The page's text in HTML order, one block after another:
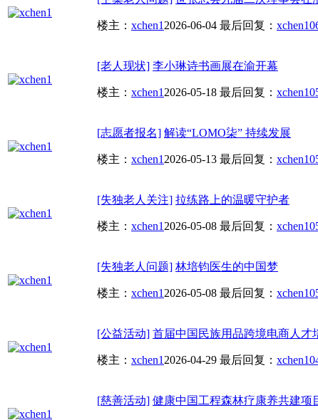
楼主： xchen1 2026-06-04 最后回复： xchen1
[老人现状] 李小琳诗书画展在渝开幕
楼主： xchen1 2026-05-18 最后回复： xchen1
[志愿者报名] 解读“LOMO柒” 持续发展
楼主： xchen1 2026-05-13 最后回复： xchen1
[失独老人关注] 拉练路上的温暖守护者
楼主： xchen1 2026-05-08 最后回复： xchen1
[失独老人问题] 林培钧医生的中国梦
楼主： xchen1 2026-05-08 最后回复： xchen1
[公益活动] 首届中国民族用品跨境电商人才
楼主： xchen1 2026-04-29 最后回复： xchen1
[慈善活动] 健康中国工程森林疗康养共建项